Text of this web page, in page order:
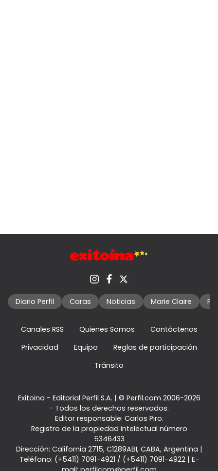
Diario Perfil Caras Noticias Marie Claire
Canales RSS Quienes Somos
Contáctenos
Privacidad
Equipo
Reglas de participación
Tránsito
Exitoina - Editorial Perfil S.A. | © Perfil.com 2006-2026
- Todos los derechos reservados.
Editor responsable: Carlos Piro.
Registro de la propiedad intelectual número
5346433
Dirección: California 2715, C1289ABI, CABA, Argentina |
Teléfono: (+5411) 7091-4921 / (+5411) 7091-4922| E-